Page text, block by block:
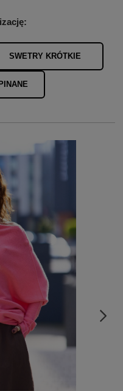
SWETRY KRÓTKIE